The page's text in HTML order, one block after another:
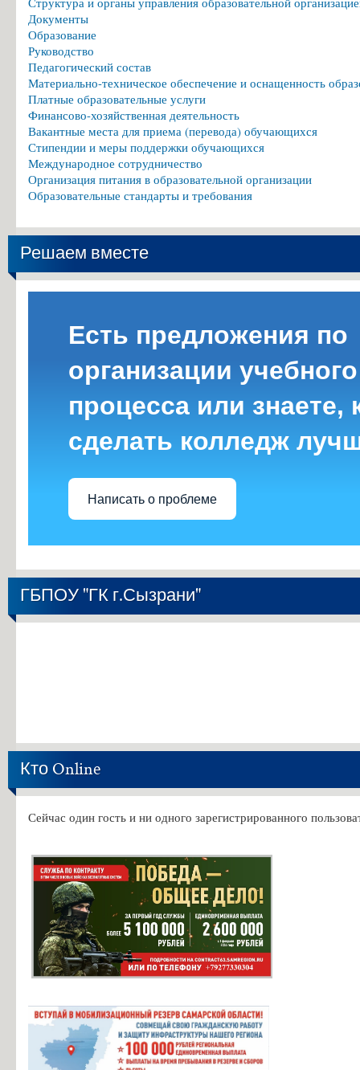
Документы
Образование
Руководство
Педагогический состав
Материально-техническое обеспечение и оснащенность
Платные образовательные услуги
Финансово-хозяйственная деятельность
Вакантные места для приема (перевода) обучающихся
Стипендии и меры поддержки обучающихся
Международное сотрудничество
Организация питания в образовательной организации
Образовательные стандарты и требования
Решаем вместе
Есть предложения по
организации учебного
процесса или знаете,
сделать колледж
Написать о проблеме
ГБПОУ "ГК г.Сызрани"
Кто Online
Сейчас один гость и ни одного зарегистрированного